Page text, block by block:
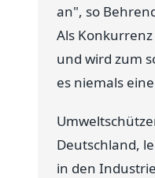
an", so
Als
und wird zum
es niemals
Deutschland,
in den